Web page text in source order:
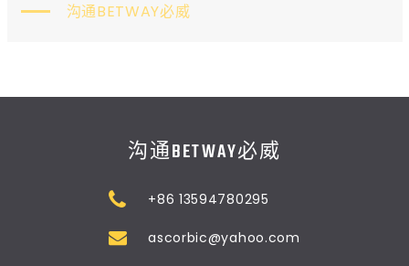
沟通BETWAY必威
沟通BETWAY必威
+86 13594780295
ascorbic@yahoo.com